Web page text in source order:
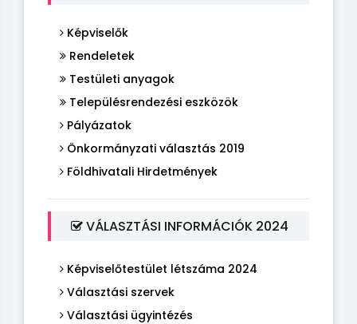
Képviselők
Rendeletek
Testületi anyagok
Településrendezési eszközök
Pályázatok
Önkormányzati választás 2019
Földhivatali Hirdetmények
VÁLASZTÁSI INFORMÁCIÓK 2024
Képviselőtestület létszáma 2024
Választási szervek
Választási ügyintézés